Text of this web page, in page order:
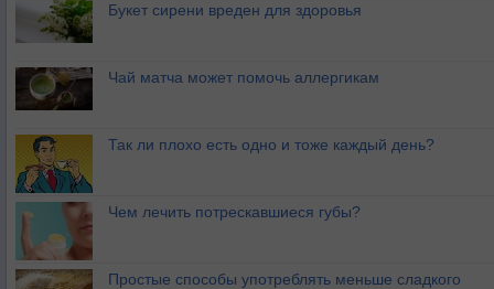
Букет сирени вреден для здоровья
Чай матча может помочь аллергикам
Так ли плохо есть одно и тоже каждый день?
Чем лечить потрескавшиеся губы?
Простые способы употреблять меньше сладкого